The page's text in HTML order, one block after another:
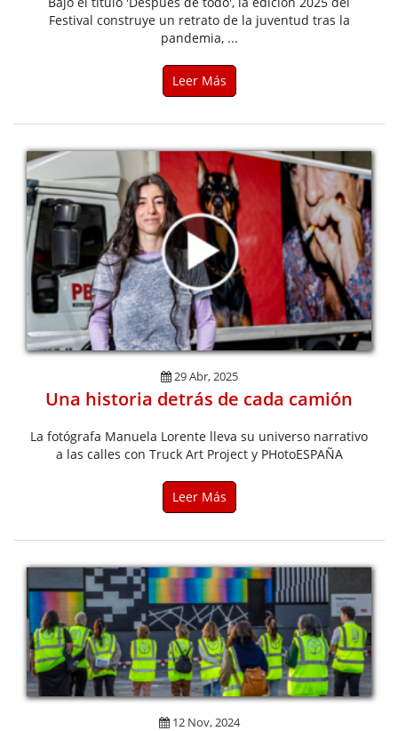
Festival construye un retrato de la juventud tras la
pandemia, ...
Leer Más
29 Abr, 2025
Una historia detrás de cada camión
La fotógrafa Manuela Lorente lleva su universo narrativo
a las calles con Truck Art Project y PHotoESPAÑA
Leer Más
12 Nov, 2024